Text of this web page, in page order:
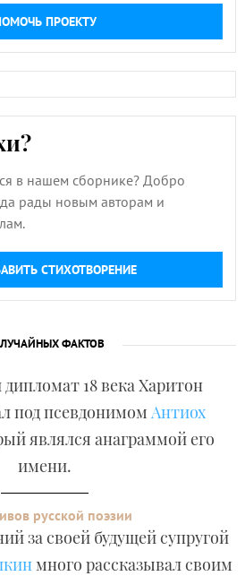
ПРОЕКТУ
в нашем сборнике? Добро
рады новым авторам и
СТИХОТВОРЕНИЕ
ФАКТОВ
18 века Харитон
под псевдонимом Антиох
являлся анаграммой его
имени.
русской поэзии
за своей будущей супругой
много рассказывал своим